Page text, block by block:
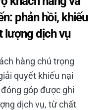
phản hồi, khiếu
lượng dịch vụ
hàng chú trọng
quyết khiếu nại
góp được ghi
dịch vụ, từ chất